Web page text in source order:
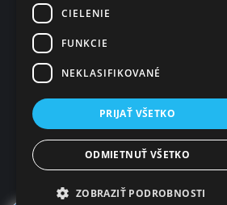
2120135028
IČ DPH
SK2120135028
Som lekár
Som
Novinky
Pomoc
CIELENIE
FUNKCIE
NEKLASIFIKOVANÉ
PRIJAŤ VŠETKO
ODMIETNUŤ VŠETKO
ZOBRAZIŤ PODROBNOSTI